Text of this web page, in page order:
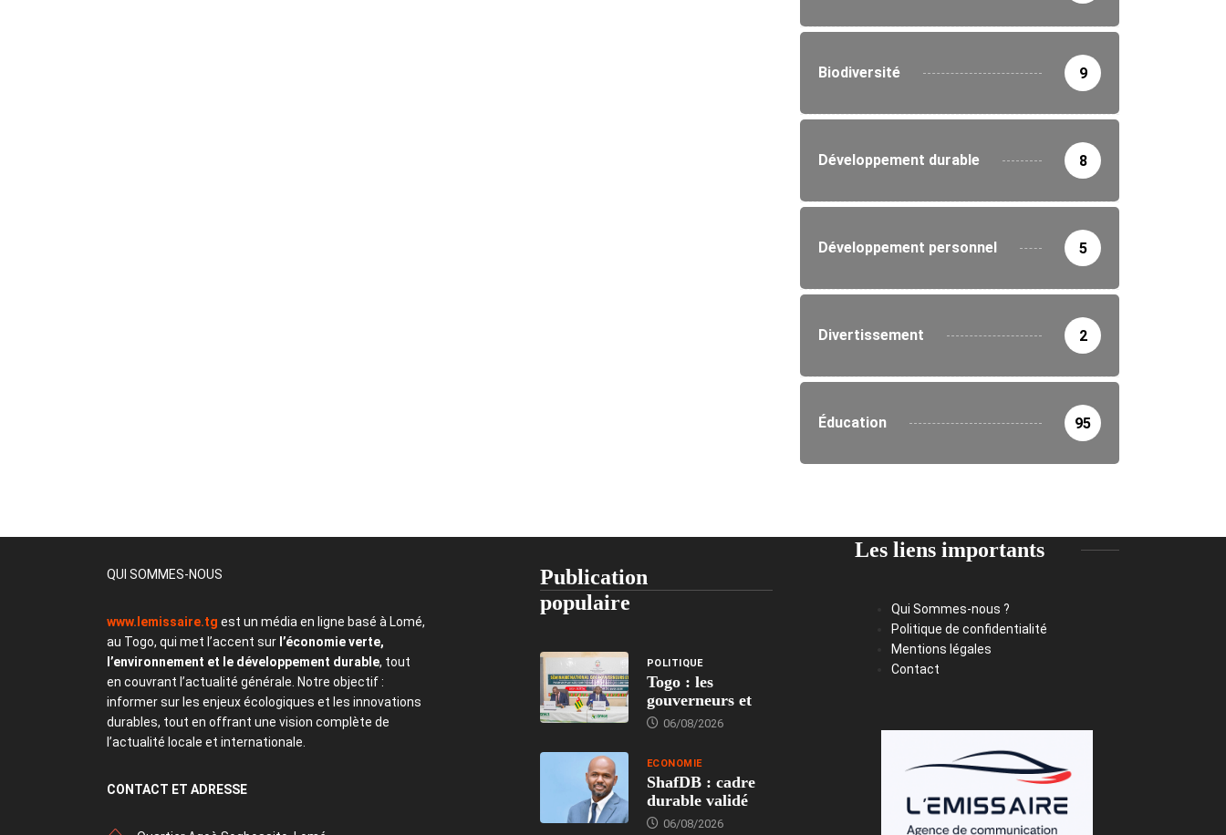
Biodiversité 9
Développement durable 8
Développement personnel 5
Divertissement 2
Éducation 95
QUI SOMMES-NOUS
www.lemissaire.tg est un média en ligne basé à Lomé,
au Togo, qui met l’accent sur l’économie verte,
l’environnement et le développement durable, tout
en couvrant l’actualité générale. Notre objectif :
informer sur les enjeux écologiques et les innovations
durables, tout en offrant une vision complète de
l’actualité locale et internationale.
CONTACT ET ADRESSE
Publication
populaire
POLITIQUE
Togo : les
gouverneurs et
06/08/2026
ECONOMIE
ShafDB : cadre
durable validé
06/08/2026
Les liens importants
Qui Sommes-nous ?
Politique de confidentialité
Mentions légales
Contact